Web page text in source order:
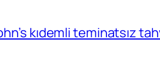
kıdemli teminatsız